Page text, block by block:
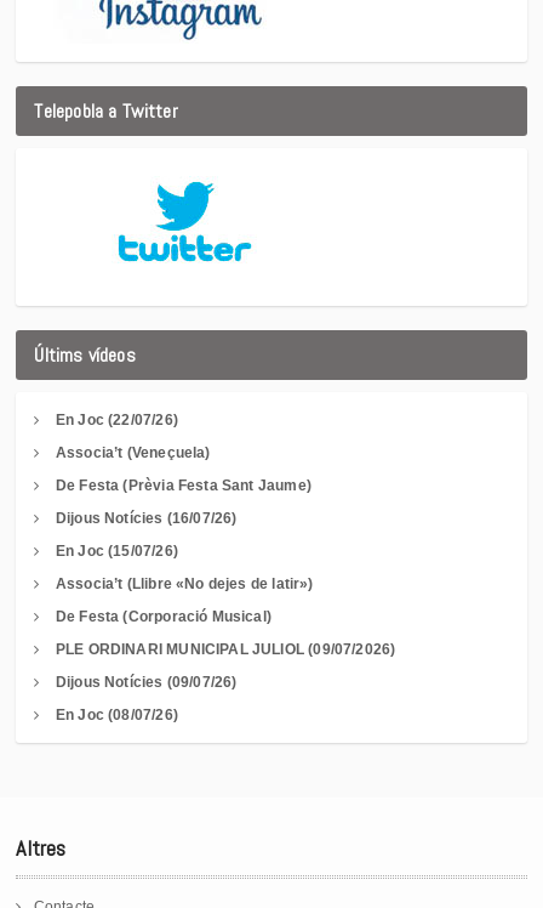
Telepobla a Twitter
Últims vídeos
En Joc (22/07/26)
Associa’t (Veneçuela)
De Festa (Prèvia Festa Sant Jaume)
Dijous Notícies (16/07/26)
En Joc (15/07/26)
Associa’t (Llibre «No dejes de latir»)
De Festa (Corporació Musical)
PLE ORDINARI MUNICIPAL JULIOL (09/07/2026)
Dijous Notícies (09/07/26)
En Joc (08/07/26)
Altres